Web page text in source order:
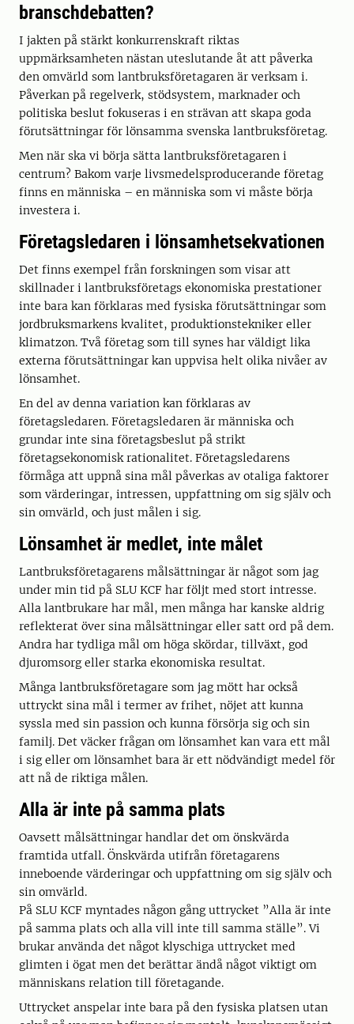
branschdebatten?
I jakten på stärkt konkurrenskraft riktas
uppmärksamheten nästan uteslutande åt att påverka
den omvärld som lantbruksföretagaren är verksam i.
Påverkan på regelverk, stödsystem, marknader och
politiska beslut fokuseras i en strävan att skapa goda
förutsättningar för lönsamma svenska lantbruksföretag.
Men när ska vi börja sätta lantbruksföretagaren i
centrum? Bakom varje livsmedelsproducerande företag
finns en människa – en människa som vi måste börja
investera i.
Företagsledaren i lönsamhetsekvationen
Det finns exempel från forskningen som visar att
skillnader i lantbruksföretags ekonomiska prestationer
inte bara kan förklaras med fysiska förutsättningar som
jordbruksmarkens kvalitet, produktionstekniker eller
klimatzon. Två företag som till synes har väldigt lika
externa förutsättningar kan uppvisa helt olika nivåer av
lönsamhet.
En del av denna variation kan förklaras av
företagsledaren. Företagsledaren är människa och
grundar inte sina företagsbeslut på strikt
företagsekonomisk rationalitet. Företagsledarens
förmåga att uppnå sina mål påverkas av otaliga faktorer
som värderingar, intressen, uppfattning om sig själv och
sin omvärld, och just målen i sig.
Lönsamhet är medlet, inte målet
Lantbruksföretagarens målsättningar är något som jag
under min tid på SLU KCF har följt med stort intresse.
Alla lantbrukare har mål, men många har kanske aldrig
reflekterat över sina målsättningar eller satt ord på dem.
Andra har tydliga mål om höga skördar, tillväxt, god
djuromsorg eller starka ekonomiska resultat.
Många lantbruksföretagare som jag mött har också
uttryckt sina mål i termer av frihet, nöjet att kunna
syssla med sin passion och kunna försörja sig och sin
familj. Det väcker frågan om lönsamhet kan vara ett mål
i sig eller om lönsamhet bara är ett nödvändigt medel för
att nå de riktiga målen.
Alla är inte på samma plats
Oavsett målsättningar handlar det om önskvärda
framtida utfall. Önskvärda utifrån företagarens
inneboende värderingar och uppfattning om sig själv och
sin omvärld.
På SLU KCF myntades någon gång uttrycket ”Alla är inte
på samma plats och alla vill inte till samma ställe”. Vi
brukar använda det något klyschiga uttrycket med
glimten i ögat men det berättar ändå något viktigt om
människans relation till företagande.
Uttrycket anspelar inte bara på den fysiska platsen utan